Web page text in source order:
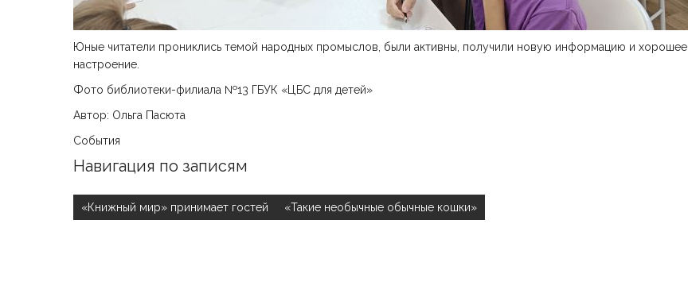
Юные читатели прониклись темой народных промыслов, были активны, получили новую информацию и хорошее
настроение.
Фото библиотеки-филиала №13 ГБУК «ЦБС для детей»
Автор: Ольга Пасюта
События
Навигация по записям
«Книжный мир» принимает гостей «Такие необычные обычные кошки»